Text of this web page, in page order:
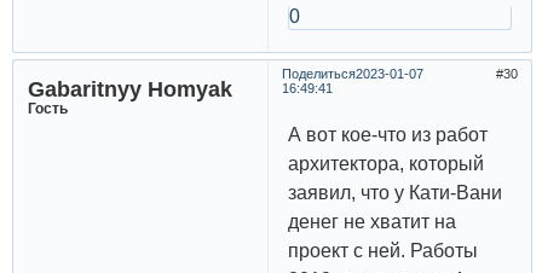
0
Поделиться 30
2023-01-07
16:49:41
Gabaritnyy Homyak
Гость
А вот кое-что из работ
архитектора, который
заявил, что у Кати-Вани
денег не хватит на
проект с ней. Работы